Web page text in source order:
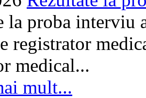
la proba interviu
registrator
medical...
mult...